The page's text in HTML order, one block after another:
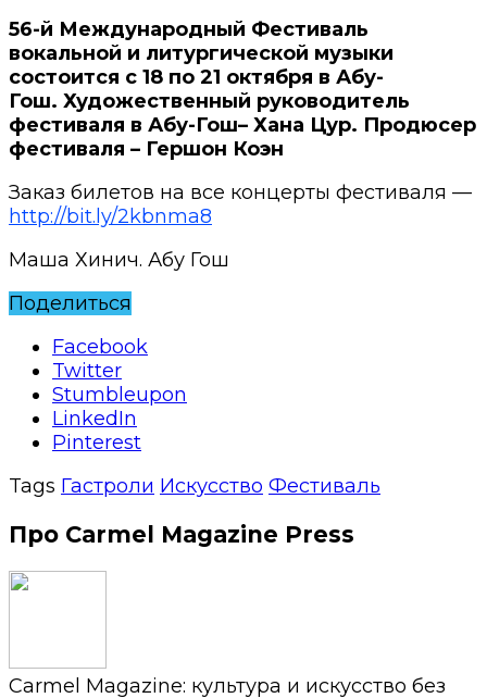
56-й Международный Фестиваль
вокальной и литургической музыки
состоится с 18 по 21 октября в Абу-
Гош. Художественный руководитель
фестиваля в Абу-Гош– Хана Цур. Продюсер
фестиваля – Гершон Коэн
Заказ билетов на все концерты фестиваля —
http://bit.ly/2kbnma8
Маша Хинич. Абу Гош
Поделиться
Facebook
Twitter
Stumbleupon
LinkedIn
Pinterest
Tags Гастроли Искусство Фестиваль
Про Carmel Magazine Press
Carmel Magazine: культура и искусство без